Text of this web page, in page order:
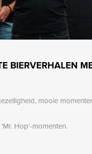
BIERVERHALEN
mooie
Hop'-momenten.